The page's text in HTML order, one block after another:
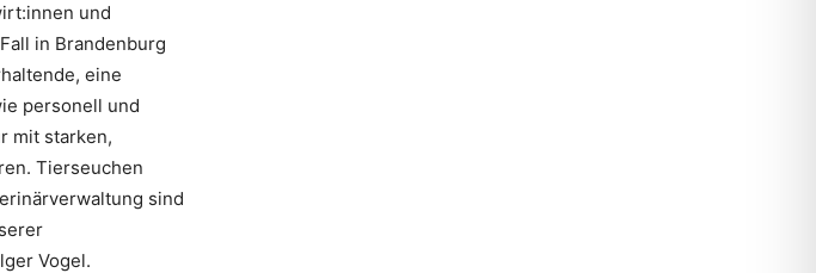
und
in Brandenburg
eine
personell und
mit starken,
Tierseuchen
sind
Vogel.